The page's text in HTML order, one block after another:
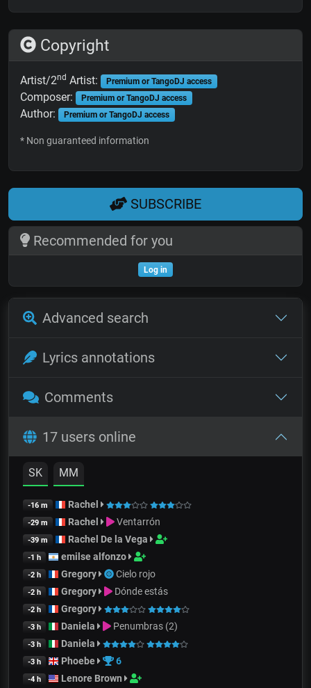
Copyright
Artist/2nd Artist: Premium or TangoDJ access
Composer: Premium or TangoDJ access
Author: Premium or TangoDJ access
* Non guaranteed information
SUBSCRIBE
Recommended for you
Log in
Advanced search
Lyrics annotations
Comments
17 users online
SK MM
-16 m Rachel
-29 m Rachel Ventarrón
-39 m Rachel De la Vega
-1 h emilse alfonzo
-2 h Gregory Cielo rojo
-2 h Gregory Dónde estás
-2 h Gregory
-3 h Daniela Penumbras (2)
-3 h Daniela
-3 h Phoebe 6
-4 h Lenore Brown